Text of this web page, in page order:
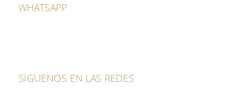
WHATSAPP
SIGUENOS EN LAS REDES